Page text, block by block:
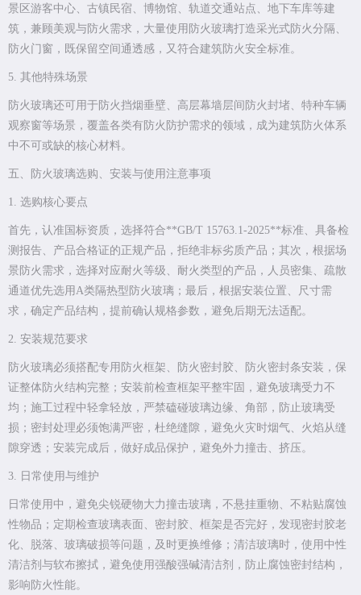
景区游客中心、古镇民宿、博物馆、轨道交通站点、地下车库等建
筑，兼顾美观与防火需求，大量使用防火玻璃打造采光式防火分隔、
防火门窗，既保留空间通透感，又符合建筑防火安全标准。
5. 其他特殊场景
防火玻璃还可用于防火挡烟垂壁、高层幕墙层间防火封堵、特种车辆
观察窗等场景，覆盖各类有防火防护需求的领域，成为建筑防火体系
中不可或缺的核心材料。
五、防火玻璃选购、安装与使用注意事项
1. 选购核心要点
首先，认准国标资质，选择符合**GB/T 15763.1-2025**标准、具备检
测报告、产品合格证的正规产品，拒绝非标劣质产品；其次，根据场
景防火需求，选择对应耐火等级、耐火类型的产品，人员密集、疏散
通道优先选用A类隔热型防火玻璃；最后，根据安装位置、尺寸需
求，确定产品结构，提前确认规格参数，避免后期无法适配。
2. 安装规范要求
防火玻璃必须搭配专用防火框架、防火密封胶、防火密封条安装，保
证整体防火结构完整；安装前检查框架平整牢固，避免玻璃受力不
均；施工过程中轻拿轻放，严禁磕碰玻璃边缘、角部，防止玻璃受
损；密封处理必须饱满严密，杜绝缝隙，避免火灾时烟气、火焰从缝
隙穿透；安装完成后，做好成品保护，避免外力撞击、挤压。
3. 日常使用与维护
日常使用中，避免尖锐硬物大力撞击玻璃，不悬挂重物、不粘贴腐蚀
性物品；定期检查玻璃表面、密封胶、框架是否完好，发现密封胶老
化、脱落、玻璃破损等问题，及时更换维修；清洁玻璃时，使用中性
清洁剂与软布擦拭，避免使用强酸强碱清洁剂，防止腐蚀密封结构，
影响防火性能。